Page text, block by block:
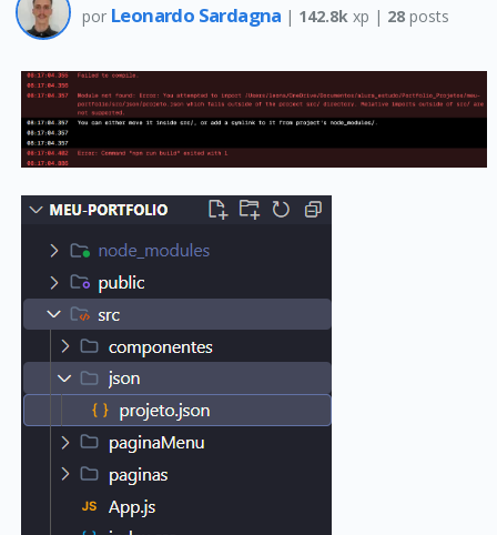
por Leonardo Sardagna | 142.8k xp | 28 posts